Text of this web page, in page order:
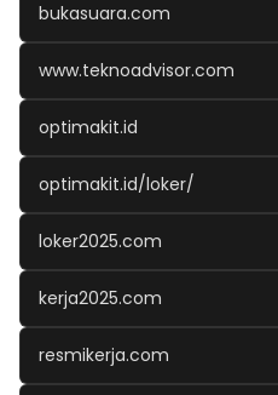
bukasuara.com
www.teknoadvisor.com
optimakit.id
optimakit.id/loker/
loker2025.com
kerja2025.com
resmikerja.com